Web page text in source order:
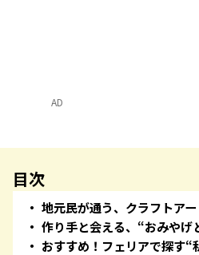
AD
目次
地元民が通う、クラフトア
作り手と会える、“おみやげ
おすすめ！フェリアで探す